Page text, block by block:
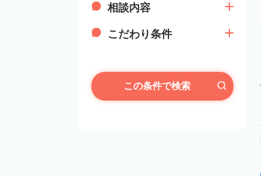
相談内容
こだわり条件
この条件で検索